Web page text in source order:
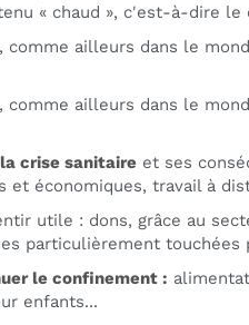
« chaud », c'est-à-dire
ailleurs dans le
ailleurs dans le
crise sanitaire et ses
économiques, travail à
utile : dons, grâce au
particulièrement touchées
le confinement :
enfants...